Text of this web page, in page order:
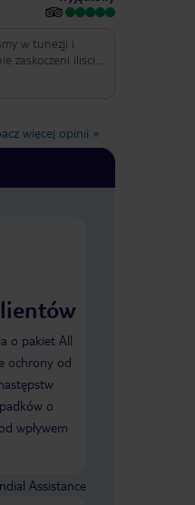
w tunezji i
zaskoczeni iliścią
obsługi
więcej opinii »
o pakiet All
ochrony od
o
wpływem
Assistance